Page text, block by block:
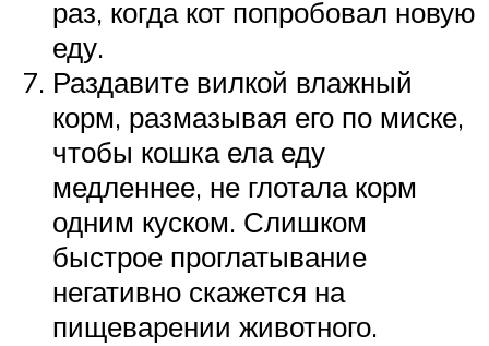
раз, когда кот попробовал новую
еду.
Раздавите вилкой влажный
корм, размазывая его по миске,
чтобы кошка ела еду
медленнее, не глотала корм
одним куском. Слишком
быстрое проглатывание
негативно скажется на
пищеварении животного.